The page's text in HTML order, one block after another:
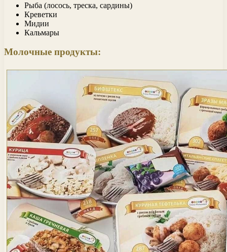
Рыба (лосось, треска, сардины)
Креветки
Мидии
Кальмары
Молочные продукты: